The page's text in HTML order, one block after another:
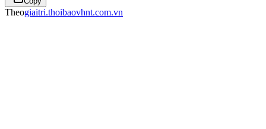
Theogiaitri.thoibaovhnt.com.vn